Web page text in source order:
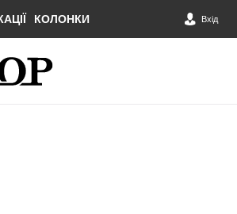
КОЛОНКИ Вхід